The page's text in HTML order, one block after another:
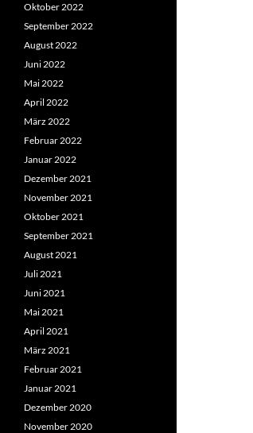
Oktober 2022
September 2022
August 2022
Juni 2022
Mai 2022
April 2022
März 2022
Februar 2022
Januar 2022
Dezember 2021
November 2021
Oktober 2021
September 2021
August 2021
Juli 2021
Juni 2021
Mai 2021
April 2021
März 2021
Februar 2021
Januar 2021
Dezember 2020
November 2020